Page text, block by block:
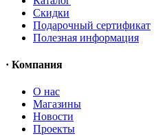
Скидки
Подарочный сертификат
Полезная информация
· Компания
О нас
Магазины
Новости
Проекты